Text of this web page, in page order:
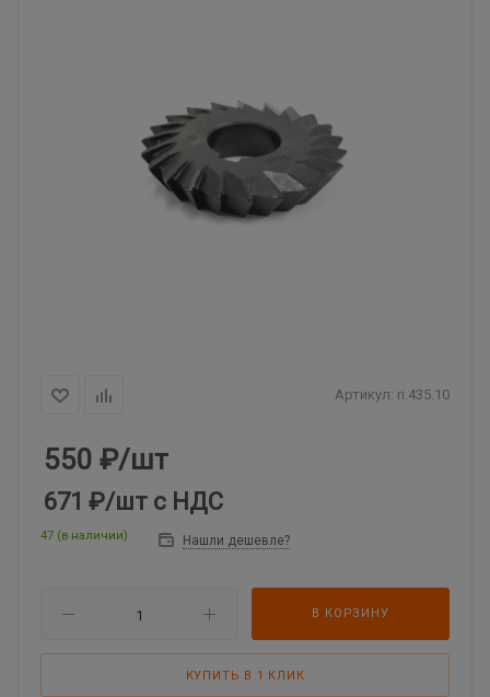
Артикул: ri.435.10
550 ₽/шт
671 ₽/шт с НДС
47 (в наличии) Нашли дешевле?
В КОРЗИНУ
КУПИТЬ В 1 КЛИК